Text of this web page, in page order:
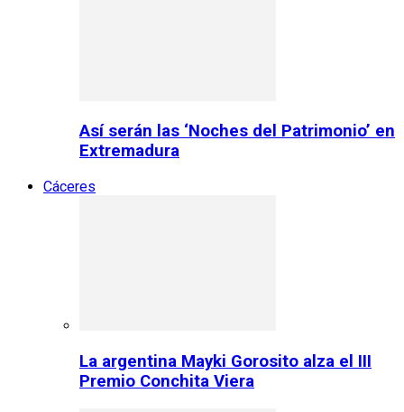
Así serán las ‘Noches del Patrimonio’ en
Extremadura
Cáceres
La argentina Mayki Gorosito alza el III
Premio Conchita Viera